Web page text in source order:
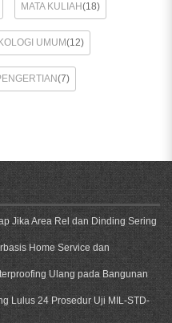
MATA KULIAH(18)
UMUM(12)
(7)
Jika Area Rel dan Dinding Sering
Home Service dan
Ulang pada Bangunan
Lulus 24 Prosedur Uji MIL-STD-